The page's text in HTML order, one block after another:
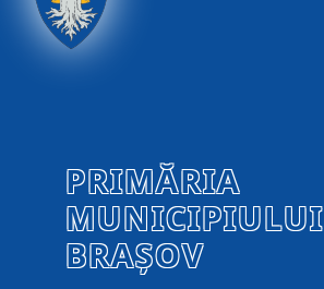
PRIMĂRIA
MUNICIPIULUI
BRAȘOV